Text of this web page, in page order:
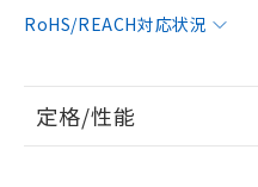
RoHS/REACH対応状況
定格/性能